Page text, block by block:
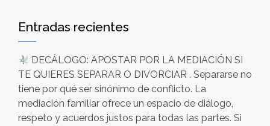
Entradas recientes
DECÁLOGO: APOSTAR POR LA MEDIACIÓN SI
TE QUIERES SEPARAR O DIVORCIAR . Separarse no
tiene por qué ser sinónimo de conflicto. La
mediación familiar ofrece un espacio de diálogo,
respeto y acuerdos justos para todas las partes. Si